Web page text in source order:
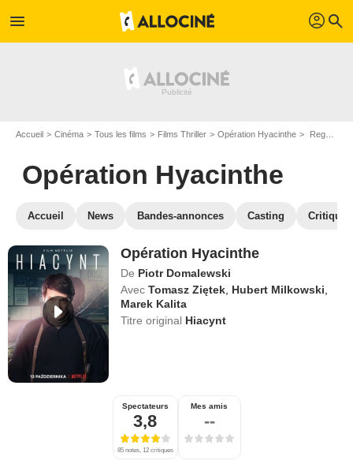
menu profil search
Accueil Cinéma Tous les films Films Thriller Opération Hyacinthe Regarder Opération Hyacinthe en SVOD
Opération Hyacinthe
Accueil News Bandes-annonces Casting
Opération Hyacinthe
De Piotr Domalewski
Avec Tomasz Ziętek Hubert Milkowski
Marek Kalita
Titre original Hiacynt
Spectateurs
3,8
85 notes, 12 critiques
Mes amis
--